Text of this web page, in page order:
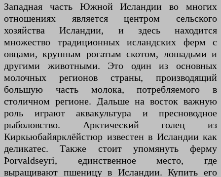
Западная часть Южной Исландии во многих
отношениях является центром сельского
хозяйства Исландии, и здесь находится
множество традиционных исландских ферм с
овцами, крупным рогатым скотом, лошадьми и
другими животными. Это один из основных
молочных регионов страны, производящий
большую часть молока, потребляемого в
столичном регионе. Дальше на восток важную
роль играют аквакультура и пресноводное
рыболовство. Арктический голец из
Киркьюбайярклёйстюр известен в Исландии как
деликатес. Также стоит упомянуть ферму
Þorvaldseyri, единственное место, где
выращивают пшеницу в Исландии. Купить его